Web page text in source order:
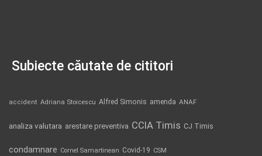
Subiecte căutate de cititori
accident Adriana Stoicescu Alfred Simonis amenda ANAF
analiza valutara arestare preventiva CCIA Timis CJ Timis
condamnare Cornel Samartinean Covid-19 CSM